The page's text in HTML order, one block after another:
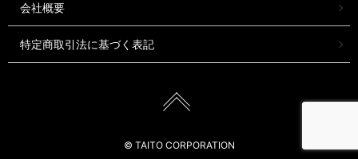
会社概要
特定商取引法に基づく表記
© TAITO CORPORATION